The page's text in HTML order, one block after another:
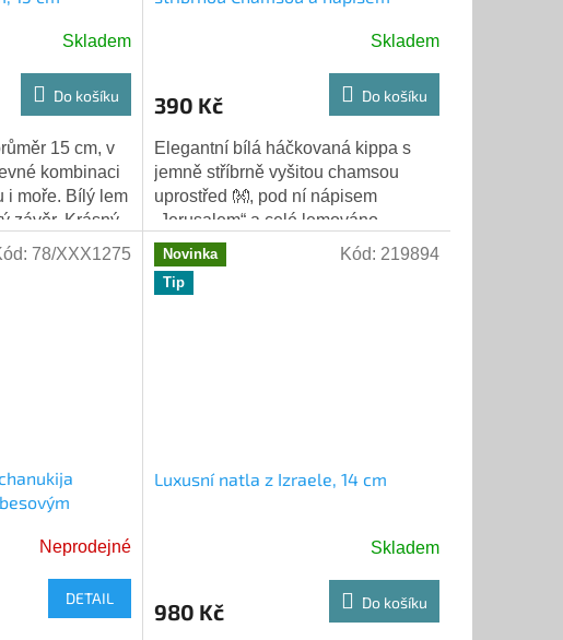
Skladem
Do košíku
15 cm, v
kombinaci
i moře. Bílý lem
závěr. Krásný
Skladem
390 Kč Do košíku
Elegantní bílá háčkovaná kippa s
jemně stříbrně vyšitou chamsou
uprostřed 👐, pod ní nápisem
„Jerusalem“ a celé lemováno
třpytivým stříbrem ✨🕍 – dokonalý
symbol ochrany a elegance!
Neprodejné
DETAIL
78/XXX1275
Novinka
Tip
Luxusní natla z Izraele, 14 cm
Skladem
980 Kč Do košíku
Kód: 219894